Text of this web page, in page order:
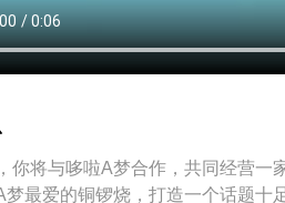
你将与哆啦A梦合作，共同经营一
最爱的铜锣烧，打造一个话题十